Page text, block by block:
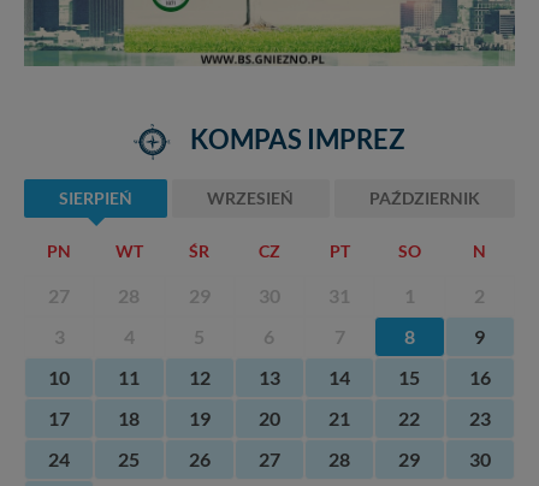
KOMPAS IMPREZ
SIERPIEŃ WRZESIEŃ PAŹDZIERNIK
PN WT ŚR CZ PT SO N
27 28 29 30 31 1
2
3
4 5 6 7 8
9
10
11 12 13 14 15
16
17
18 19 20 21 22
23
24
25 26 27 28 29
30